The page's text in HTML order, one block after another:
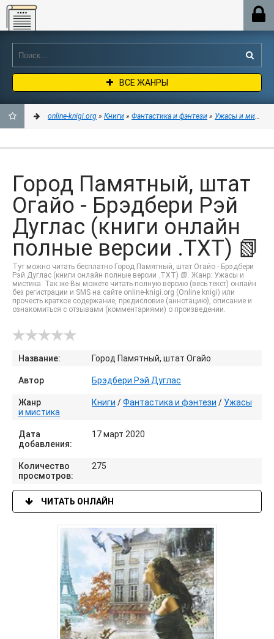
Online-knigi.org
ВСЕ ЖАНРЫ
ЗАКЛАДКИ
online-knigi.org » Книги » Фантастика и фэнтези » Ужасы и мистика
Город Памятный, штат
Огайо - Брэдбери Рэй
Дуглас (книги онлайн
полные версии .TXT) 📗
Тут можно читать бесплатно Город Памятный, штат Огайо - Брэдбери
Рэй Дуглас (книги онлайн полные версии .TXT) 📗. Жанр: Ужасы и
мистика. Так же Вы можете читать полную версию (весь текст) онлайн
без регистрации и SMS на сайте online-knigi.org (Online knigi) или
прочесть краткое содержание, предисловие (аннотацию), описание и
ознакомиться с отзывами (комментариями) о произведении.
Название: Город Памятный, штат Огайо
Автор Брэдбери Рэй Дуглас
Жанр Книги /Фантастика и фэнтези / Ужасы
и мистика
Дата
добавления:
17 март 2020
Количество
просмотров:
275
ЧИТАТЬ ОНЛАЙН